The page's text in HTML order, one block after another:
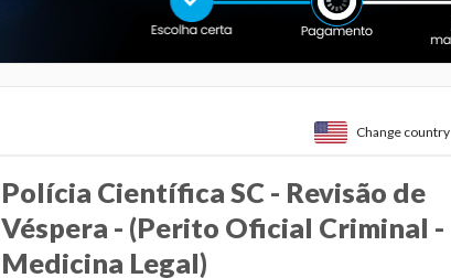
Change country
Polícia Científica SC - Revisão de
Véspera - (Perito Oficial Criminal -
Medicina Legal)